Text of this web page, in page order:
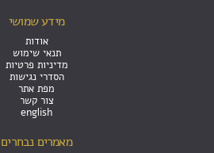
מידע שמושי
אודות
תנאי שימוש
מדיניות פרטיות
הסדרי נגישות
מפת אתר
צור קשר
english
מאמרים נבחרים